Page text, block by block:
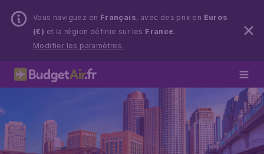
Vous naviguez en Français, avec des prix en Euros
(€) et la région définie sur les France.
Modifier les paramètres.